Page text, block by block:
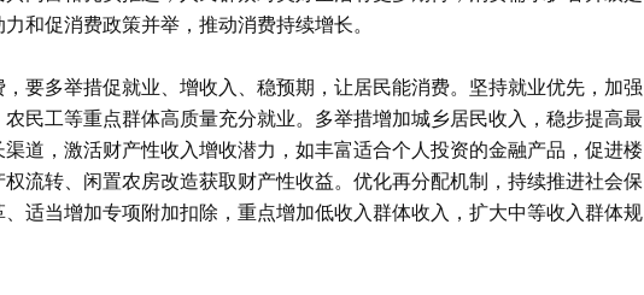
和促消费政策并举，推动消费持续增长。
要多举措促就业、增收入、稳预期，让居民能消费。坚持就业优先，加强
民工等重点群体高质量充分就业。多举措增加城乡居民收入，稳步提高最
道，激活财产性收入增收潜力，如丰富适合个人投资的金融产品，促进楼
流转、闲置农房改造获取财产性收益。优化再分配机制，持续推进社会保
适当增加专项附加扣除，重点增加低收入群体收入，扩大中等收入群体规